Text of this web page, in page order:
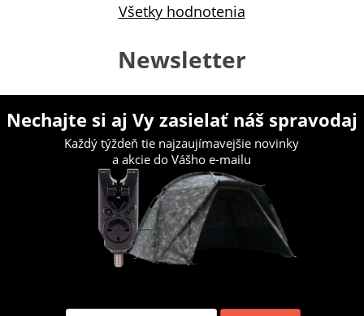
Všetky hodnotenia
Newsletter
Nechajte si aj Vy zasielať náš spravodaj
Každý týždeň tie najzaujímavejšie novinky
a akcie do Vášho e-mailu